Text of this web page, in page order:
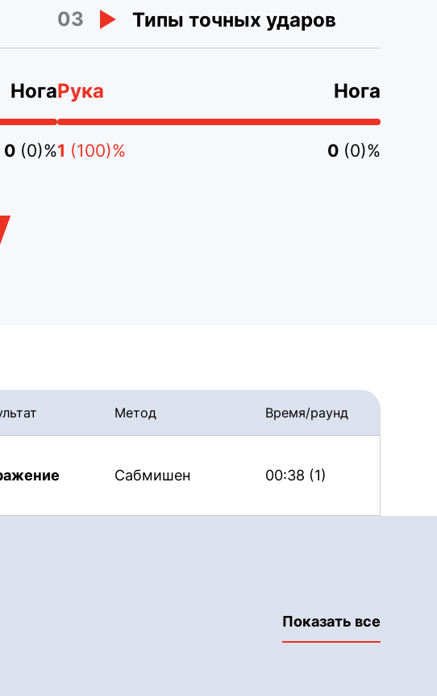
Нога
0 (0)%
03 Типы точных ударов
Рука Нога
1 (100)% 0 (0)%
Метод Время/раунд
Сабмишен 00:38 (1)
Показать все